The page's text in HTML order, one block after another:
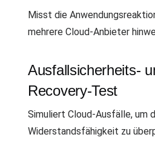
Misst die
mehrere Cloud-Anbieter
Ausfallsicherheits-
Recovery-Test
Simuliert Cloud-Ausfälle, um
Widerstandsfähigkeit zu